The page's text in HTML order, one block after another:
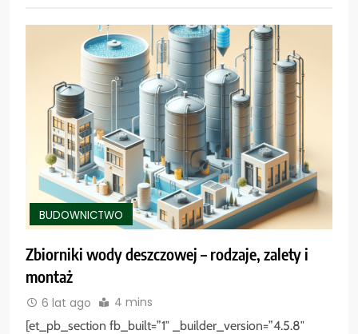
BUDOWNICTWO
Zbiorniki wody deszczowej – rodzaje, zalety i
montaż
6 lat ago 4 mins
[et_pb_section fb_built=”1″ _builder_version=”4.5.8″